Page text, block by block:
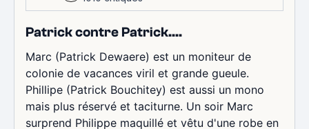
Patrick contre Patrick....
Marc (Patrick Dewaere) est un moniteur de
colonie de vacances viril et grande gueule.
Phillipe (Patrick Bouchitey) est aussi un mono
mais plus réservé et taciturne. Un soir Marc
surprend Philippe maquillé et vêtu d'une robe en